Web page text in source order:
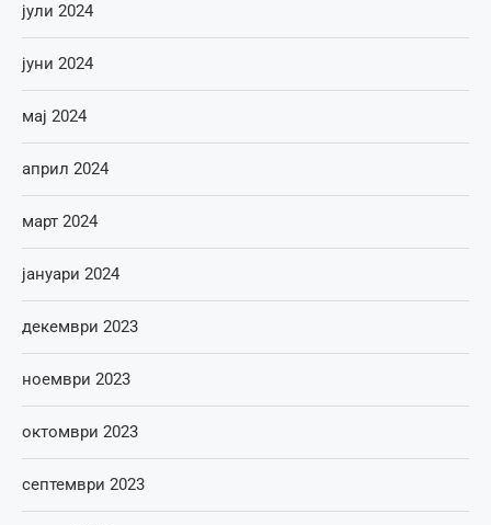
јули 2024
јуни 2024
мај 2024
април 2024
март 2024
јануари 2024
декември 2023
ноември 2023
октомври 2023
септември 2023